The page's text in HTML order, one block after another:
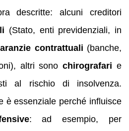
descritte: alcuni creditori
(Stato, enti previdenziali, in
contrattuali (banche,
altri sonochirografari e
al rischio di insolvenza.
è essenziale perché influisce
: ad esempio, per